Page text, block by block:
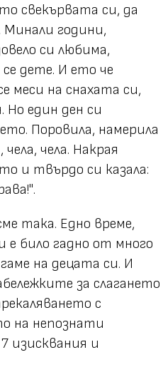
свекървата си, да
години,
си любима,
дете. И ето че
меси на снахата си,
Но един ден си
Поровила, намерила
чела. Накрая
и твърдо си казала:
.
така. Едно време,
е било гадно от много
на децата си. И
за слагането
с
на непознати
изисквания и